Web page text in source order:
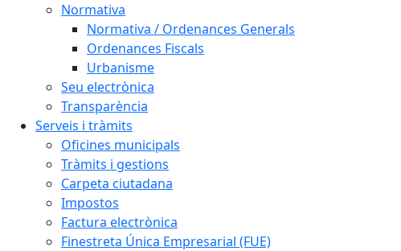
Normativa
Normativa / Ordenances Generals
Ordenances Fiscals
Urbanisme
Seu electrònica
Transparència
Serveis i tràmits
Oficines municipals
Tràmits i gestions
Carpeta ciutadana
Impostos
Factura electrònica
Finestreta Única Empresarial (FUE)